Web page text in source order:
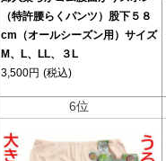
（特許腰らくパンツ）股下５８
cm（オールシーズン用）サイズ
M、L、LL、３L
3,500円 (税込)
6位